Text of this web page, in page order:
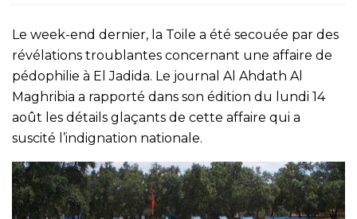
Le week-end dernier, la Toile a été secouée par des
révélations troublantes concernant une affaire de
pédophilie à El Jadida. Le journal Al Ahdath Al
Maghribia a rapporté dans son édition du lundi 14
août les détails glaçants de cette affaire qui a
suscité l’indignation nationale.